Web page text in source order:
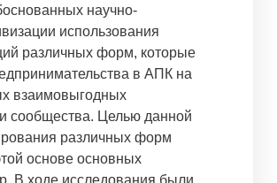
научно-
использования
различных форм, которые
в АПК на
взаимовыгодных
сообщества. Целью данной
различных форм
основе основных